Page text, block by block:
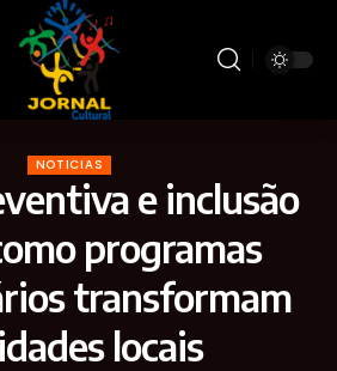
NOTICIAS
e inclusão
programas
transformam
locais